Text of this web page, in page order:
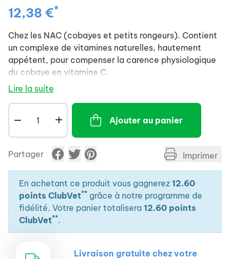
12,38 €*
Chez les NAC (cobayes et petits rongeurs). Contient
un complexe de vitamines naturelles, hautement
appétent, pour compenser la carence physiologique
du cobaye en vitamine C.
- Compléte les rations en vitamine B et A, chez les
notamment en périodes hivernales.
- Régule et améliore le transit intestinal.
- Adoucit les odeurs d'urine.
Lire la suite
Ajouter au panier
Partager Imprimer
En achetant ce produit vous gagnerez 12.60
points ClubVet** grâce à notre programme de
fidélité. Votre panier totalisera 12.60 points
ClubVet**.
Livraison gratuite chez votre